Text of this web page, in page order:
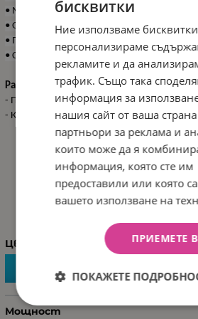
• Музика, светлини, дисплей за мощността;
• Отварящи се врати;
• Предни и задни светлини;
• Седалката може да се регулира отпред.
Размери:
- Продукт: 120x71.6x49.5 см / 19 кг
- Кашон: 122x62x36 см / 21 кг / 1 бр/кашон
Цвят
Мощност
бисквитки
Ние използваме
персонализираме
рекламите и да
трафик. Също така
информация за
нашия сайт от ваша
партньори за реклама и
които може да я
информация, която сте им
предоставили или която
вашето използване на
ПРИЕМЕТЕ
ПОКАЖЕТЕ